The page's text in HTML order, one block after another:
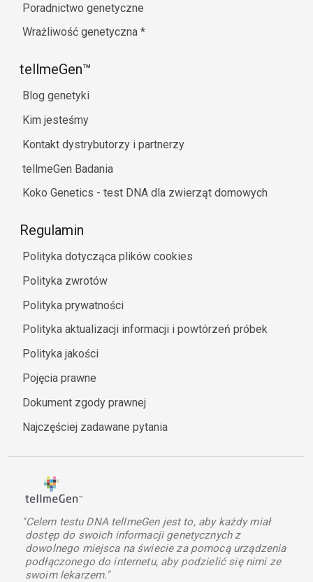
Poradnictwo genetyczne
Wrażliwość genetyczna *
tellmeGen™
Blog genetyki
Kim jesteśmy
Kontakt dystrybutorzy i partnerzy
tellmeGen Badania
Koko Genetics - test DNA dla zwierząt domowych
Regulamin
Polityka dotycząca plików cookies
Polityka zwrotów
Polityka prywatności
Polityka aktualizacji informacji i powtórzeń próbek
Polityka jakości
Pojęcia prawne
Dokument zgody prawnej
Najczęściej zadawane pytania
"Celem testu DNA tellmeGen jest to, aby każdy miał
dostęp do swoich informacji genetycznych z
dowolnego miejsca na świecie za pomocą urządzenia
podłączonego do internetu, aby podzielić się nimi ze
swoim lekarzem."